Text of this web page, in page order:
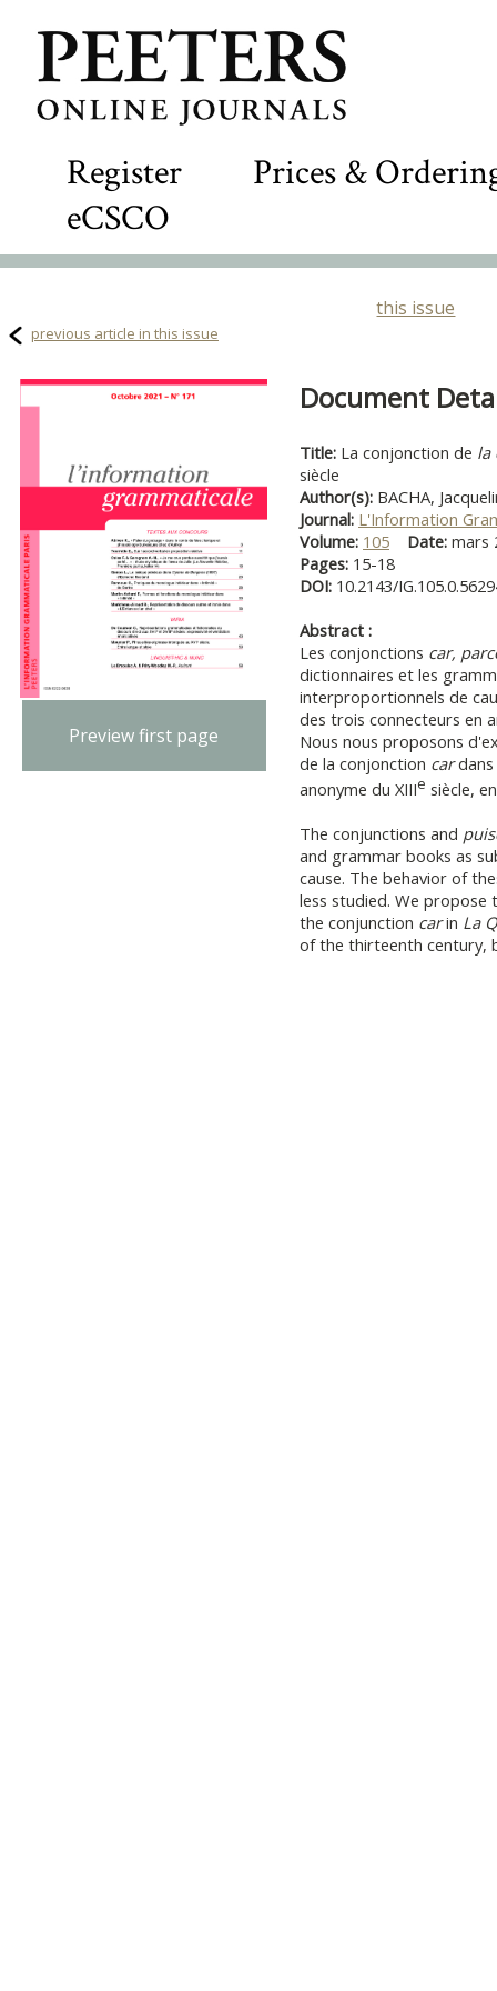
Register
Prices &
eCSCO
this issue
previous article in this issue
Preview first page
Document
Title: La conjonction de la
siècle
Author(s): BACHA,
Journal: L'Information
Volume: 105 Date:
Pages: 15-18
DOI: 10.2143/
Abstract :
Les conjonctions car,
dictionnaires et les
interproportionnels de
des trois connecteurs en
Nous nous proposons
de la conjonction cardans
anonyme du XIIIe siècle,
The conjunctions and
and grammar books as
cause. The behavior of
less studied. We propose
the conjunction carin La
of the thirteenth century,